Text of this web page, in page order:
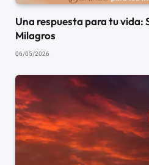
Una respuesta para tu vida:
Milagros
06/05/2026